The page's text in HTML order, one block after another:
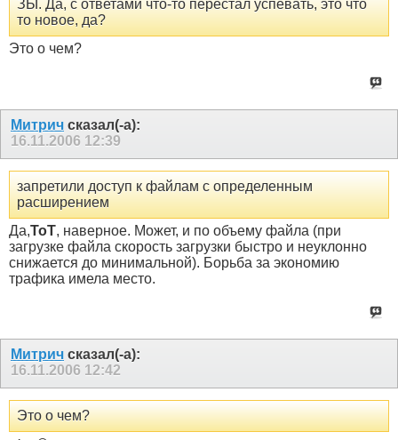
ЗЫ. Да, с ответами что-то перестал успевать, это что
то новое, да?
Это о чем?
Митрич сказал(-а):
16.11.2006 12:39
запретили доступ к файлам с определенным
расширением
Да,ToT, наверное. Может, и по объему файла (при
загрузке файла скорость загрузки быстро и неуклонно
снижается до минимальной). Борьба за экономию
трафика имела место.
Митрич сказал(-а):
16.11.2006 12:42
Это о чем?